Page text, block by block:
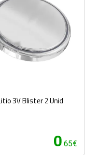
3V Blister 2 Unid
0.65€